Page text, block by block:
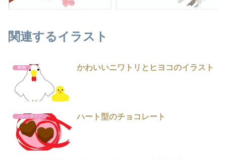
関連するイラスト
動物 かわいいニワトリとヒヨコのイラスト
バレンタイン ハート型のチョコレート